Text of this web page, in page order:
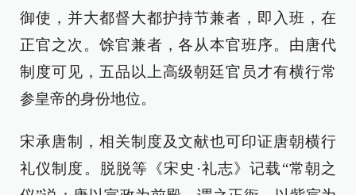
御使，并大都督大都护持节兼者，即入班，在
正官之次。馀官兼者，各从本官班序。由唐代
制度可见，五品以上高级朝廷官员才有横行常
参皇帝的身份地位。
宋承唐制，相关制度及文献也可印证唐朝横行
礼仪制度。脱脱等《宋史·礼志》记载“常朝之